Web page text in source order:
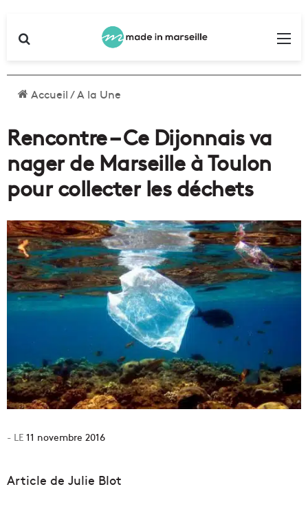
Accueil/A la Une
Rencontre – Ce Dijonnais va
nager de Marseille à Toulon
pour collecter les déchets
11 novembre 2016
Article de Julie Blot